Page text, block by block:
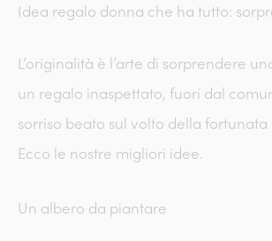
Idea regalo donna che ha tutto:
L’originalità è l’arte di sorprendere
un regalo inaspettato, fuori dal
sorriso beato sul volto della
Ecco le nostre migliori idee.
Un albero da piantare